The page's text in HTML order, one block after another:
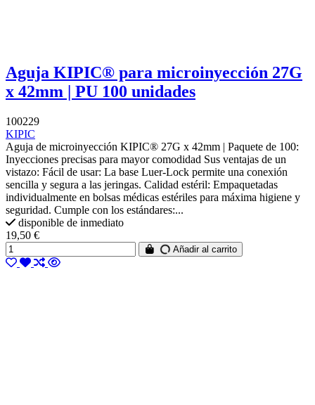
Aguja KIPIC® para microinyección 27G
x 42mm | PU 100 unidades
100229
KIPIC
Aguja de microinyección KIPIC® 27G x 42mm | Paquete de 100:
Inyecciones precisas para mayor comodidad Sus ventajas de un
vistazo: Fácil de usar: La base Luer-Lock permite una conexión
sencilla y segura a las jeringas. Calidad estéril: Empaquetadas
individualmente en bolsas médicas estériles para máxima higiene y
seguridad. Cumple con los estándares:...
disponible de inmediato
19,50 €
Añadir al carrito